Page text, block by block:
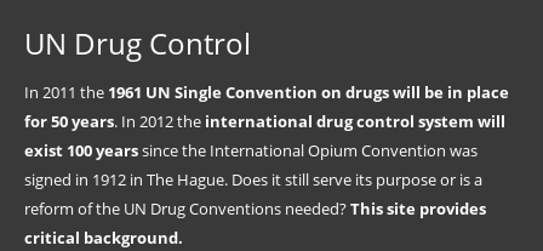
UN Drug Control
In 2011 the 1961 UN Single Convention on drugs will be in place
for 50 years. In 2012 the international drug control system will
exist 100 yearssince the International Opium Convention was
signed in 1912 in The Hague. Does it still serve its purpose or is a
reform of the UN Drug Conventions needed?This site provides
critical background.